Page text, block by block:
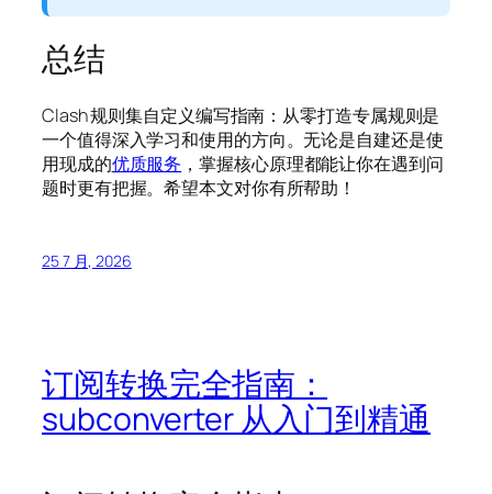
总结
Clash 规则集自定义编写指南：从零打造专属规则是
一个值得深入学习和使用的方向。无论是自建还是使
用现成的优质服务 ，掌握核心原理都能让你在遇到问
题时更有把握。希望本文对你有所帮助！
25 7 月, 2026
订阅转换完全指南：
subconverter 从入门到精通